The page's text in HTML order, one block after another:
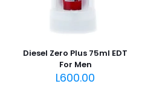
Diesel Zero Plus 75ml EDT
For Men
L600.00